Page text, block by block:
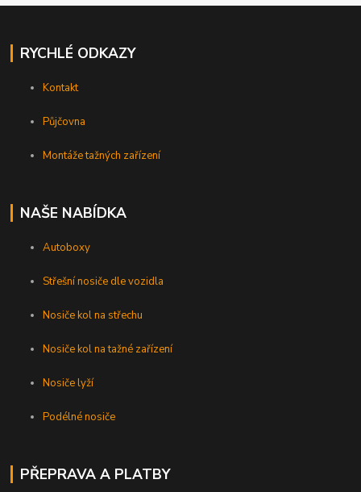
RYCHLÉ ODKAZY
Kontakt
Půjčovna
Montáže tažných zařízení
NAŠE NABÍDKA
Autoboxy
Střešní nosiče dle vozidla
Nosiče kol na střechu
Nosiče kol na tažné zařízení
Nosiče lyží
Podélné nosiče
PŘEPRAVA A PLATBY